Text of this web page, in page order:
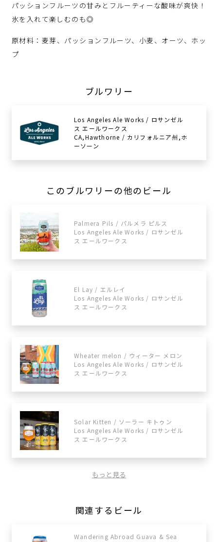
パッションフルーツの甘みとフルーティーな酸味が爽快！
氷を入れて楽しむのも◎
原材料：麦芽、パッションフルーツ、小麦、オーツ、ホッ
プ
ブルワリー
Los Angeles Ale Works / ロサンゼル
ス エールワークス
CA,Hawthorne / カリフォルニア州,ホ
ーソーン
このブルワリーの他のビール
Palmera Pils / パルメラ ピルス
Los Angeles Ale Works / ロサンゼル
ス エールワークス
El Lay / エルレイ
Los Angeles Ale Works / ロサンゼル
ス エールワークス
Wheater melon / ウィーター メロン
Los Angeles Ale Works / ロサンゼル
ス エールワークス
Solar Kitten / ソーラー キトゥン
Los Angeles Ale Works / ロサンゼル
ス エールワークス
もっと見る
関連するビール
Wandering Abroad Guava & Sea